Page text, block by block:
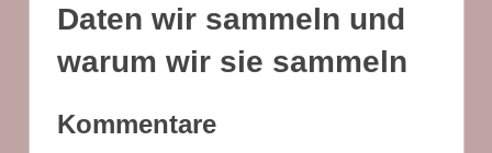
Daten wir sammeln und
warum wir sie sammeln
Kommentare